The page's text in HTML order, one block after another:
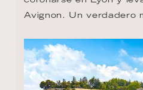
Avignon. Un verdadero